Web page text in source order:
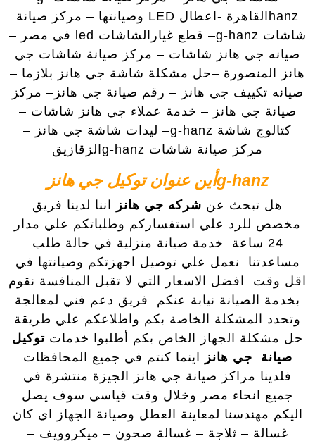
hanzالقاهرة -اعطال LED وصيانتها – مركز صيانة
شاشات g-hanz– قطع غيارالشاشات led في مصر –
صيانه جي هانز شاشات – مركز صيانة شاشات جي
هانز المنصورة –حل مشكلة شاشة جي هانز بلازما –
صيانه تكييف جي هانز – رقم صيانة جي هانز– مركز
صيانة جي هانز – خدمة عملاء جي هانز شاشات –
كتالوج شاشة g-hanz– ليدات شاشة جي هانز –
مركز صيانة شاشات g-hanzالزقازيق
g-hanzأين عنوان توكيل جي هانز
هل تبحث عن شركه جي هانز اننا لدينا فريق
مخصص للرد علي استفساركم وطلباتكم علي مدار
24 ساعة خدمة صيانة منزلية في حالة طلب
مساعدتنا نعمل علي توصيل اجهزتكم وصيانتها في
اقل وقت افضل الاسعار التي لا تقبل المنافسة نقوم
بخدمة الصيانة نيابة عنكم فريق دعم فني لمعالجة
وتحدد المشكلة الخاصة بكم واطلاعكم علي طريقة
حل مشكلة الجهاز الخاص بكم أطلبوا خدمات توكيل
صيانة جي هانز اينما كنتم في جميع المحافظات
فلدينا مراكز صيانة جي هانز الجيزة منتشرة في
جميع انحاء مصر وخلال وقت قياسي سوف يصل
اليكم مهندسنا لمعاينة العطل وصيانة الجهاز اي كان
غسالة – ثلاجة – غسالة صحون – ميكروويف –